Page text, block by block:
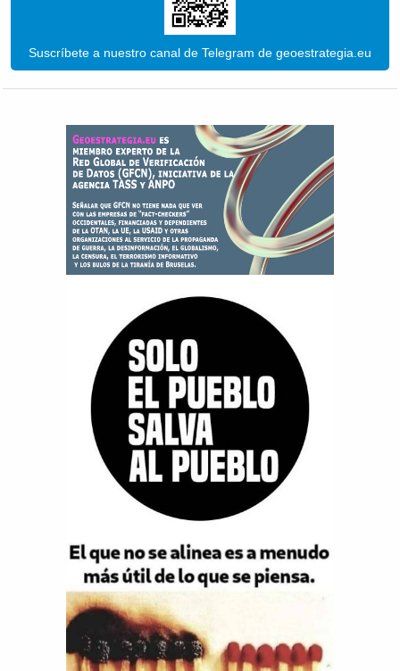
Suscríbete a nuestro canal de Telegram de geoestrategia.eu